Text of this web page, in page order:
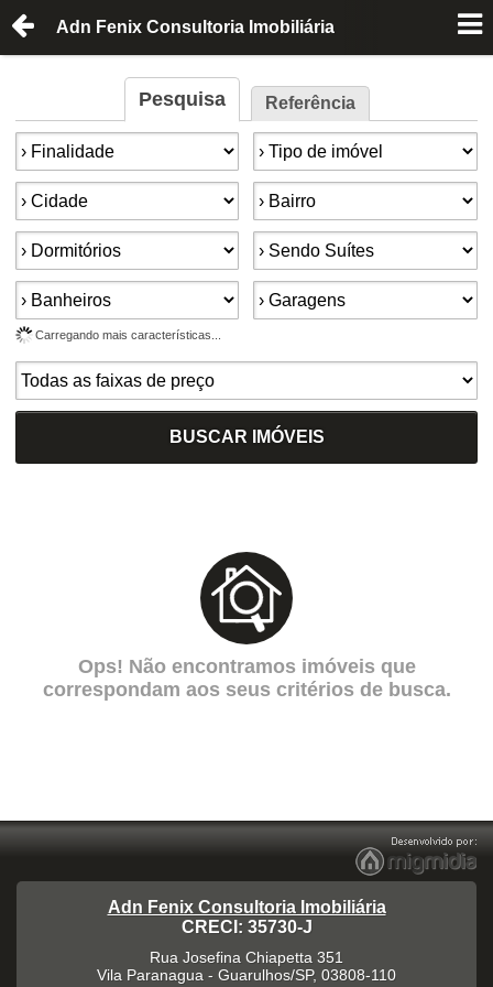
Adn Fenix Consultoria Imobiliária
Pesquisa Referência
Finalidade: Tipo de imóvel:
Cidade: Bairro:
Dormitórios: Suítes:
Banheiros: Garagens:
Carregando mais características...
Faixa de preço:
BUSCAR IMÓVEIS
Ops! Não encontramos imóveis que
correspondam aos seus critérios de busca.
Adn Fenix Consultoria Imobiliária
CRECI: 35730-J
Rua Josefina Chiapetta 351
Vila Paranagua - Guarulhos/SP, 03808-110